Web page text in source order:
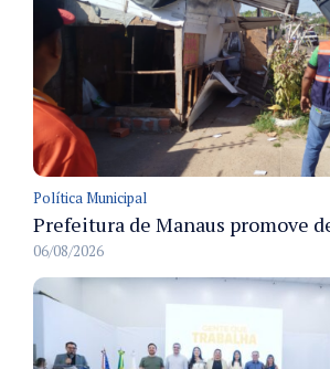
Política Municipal
06/08/2026